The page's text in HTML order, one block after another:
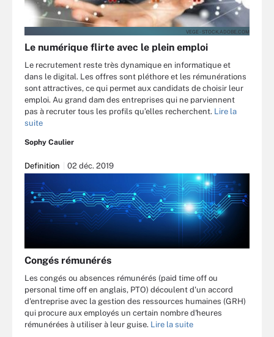
VEGE - STOCK.ADOBE.COM
Le numérique flirte avec le plein emploi
Le recrutement reste très dynamique en informatique et
dans le digital. Les offres sont pléthore et les rémunérations
sont attractives, ce qui permet aux candidats de choisir leur
emploi. Au grand dam des entreprises qui ne parviennent
pas à recruter tous les profils qu’elles recherchent. Lire la
suite
Sophy Caulier
Definition 02 déc. 2019
Congés rémunérés
Les congés ou absences rémunérés (paid time off ou
personal time off en anglais, PTO) découlent d'un accord
d'entreprise avec la gestion des ressources humaines (GRH)
qui procure aux employés un certain nombre d'heures
rémunérées à utiliser à leur guise. Lire la suite